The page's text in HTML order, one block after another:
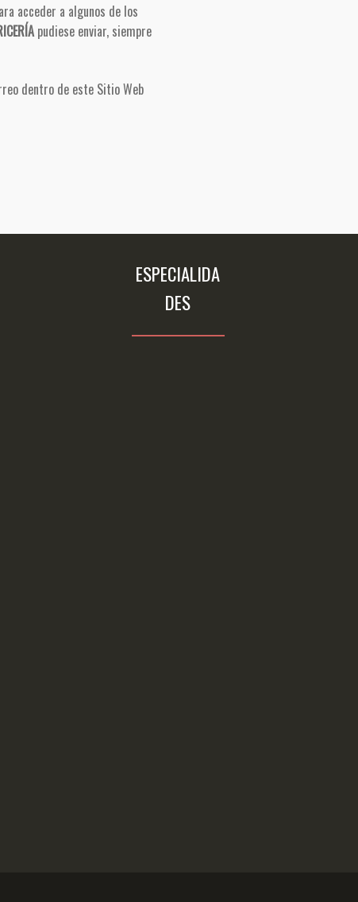
acceder a algunos de los
pudiese enviar, siempre
dentro de este Sitio Web
ESPECIALIDA
DES